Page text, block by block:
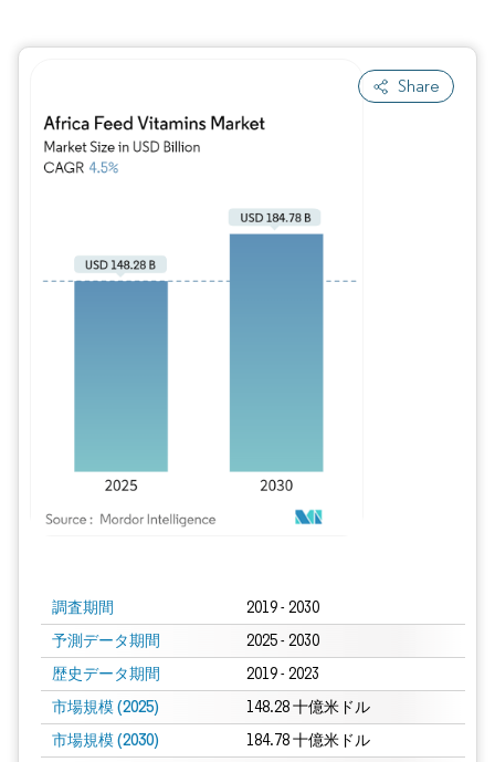
Share
調査期間 2019 - 2030
予測データ期間 2025 - 2030
歴史データ期間 2019 - 2023
市場規模 (2025) 148.28 十億米ドル
市場規模 (2030) 184.78 十億米ドル